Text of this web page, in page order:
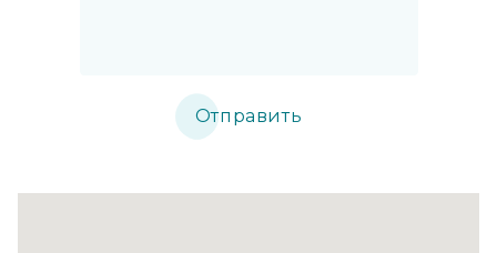
Отправить